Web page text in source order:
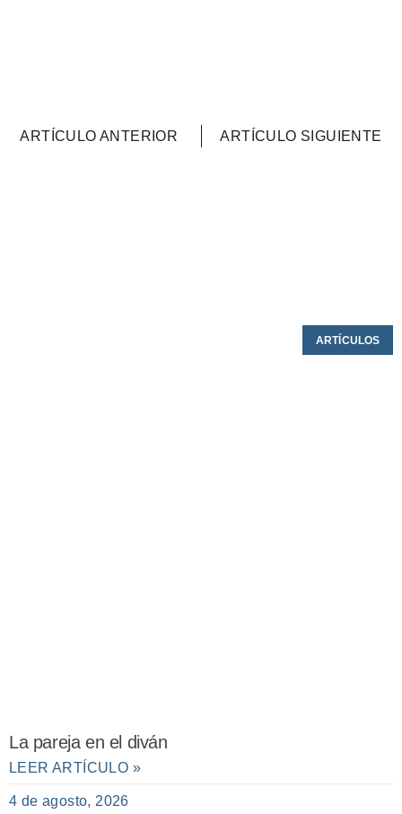
ARTÍCULO ANTERIOR ARTÍCULO SIGUIENTE
ARTÍCULOS
La pareja en el diván
LEER ARTÍCULO »
4 de agosto, 2026